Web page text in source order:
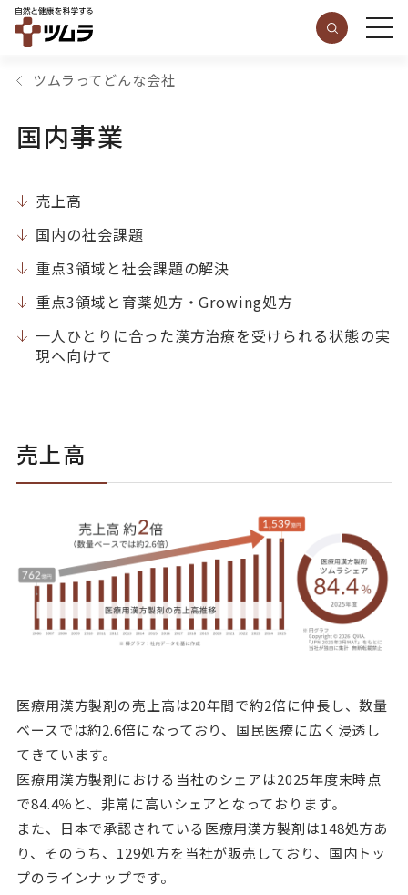
ツムラってどんな会社
国内事業
売上高
国内の社会課題
重点3領域と社会課題の解決
重点3領域と育薬処方・Growing処方
一人ひとりに合った漢方治療を受けられる状態の実
現へ向けて
売上高
医療用漢方製剤の売上高は20年間で約2倍に伸長し、数量
ベースでは約2.6倍になっており、国民医療に広く浸透し
てきています。
医療用漢方製剤における当社のシェアは2025年度末時点
で84.4％と、非常に高いシェアとなっております。
また、日本で承認されている医療用漢方製剤は148処方あ
り、そのうち、129処方を当社が販売しており、国内トッ
プのラインナップです。